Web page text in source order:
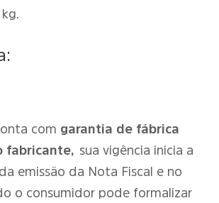
kg.
com garantia de fábrica
fabricante, sua vigência inicia a
emissão da Nota Fiscal e no
o consumidor pode formalizar